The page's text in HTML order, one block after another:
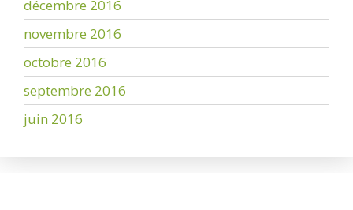
décembre 2016
novembre 2016
octobre 2016
septembre 2016
juin 2016